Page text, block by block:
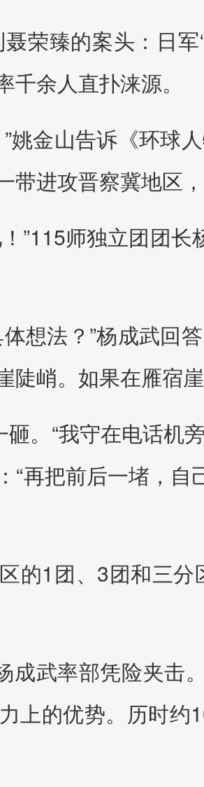
荣臻的案头：日
余人直扑涞源。
姚金山告诉《环球
进攻晋察冀地区
”115师独立团团
想法？”杨成武回
陡峭。如果在雁宿
砸。“我守在电话机
“再把前后一堵，
的1团、3团和三
成武率部凭险夹击
上的优势。历时